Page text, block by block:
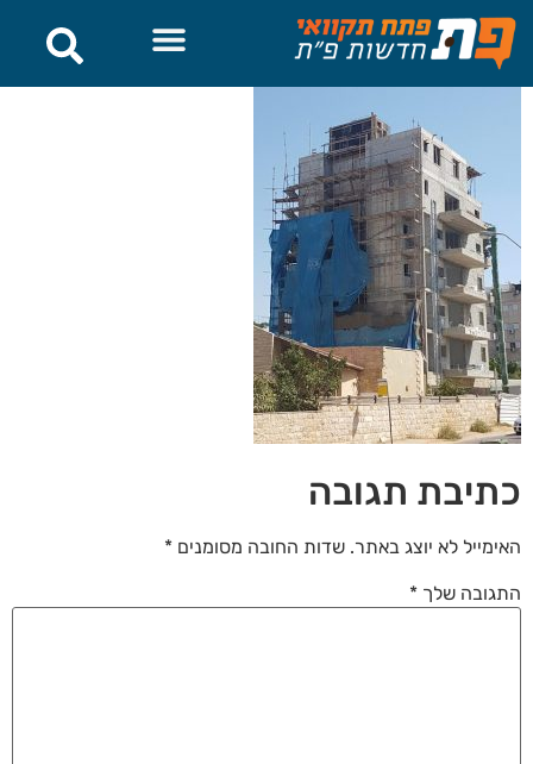
לתוכן
כתיבת תגובה
האימייל לא יוצג באתר. שדות החובה מסומנים *
התגובה שלך *